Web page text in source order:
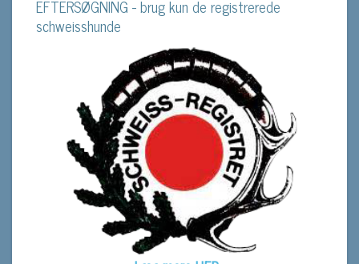
EFTERSØGNING - brug kun de registrerede
schweisshunde